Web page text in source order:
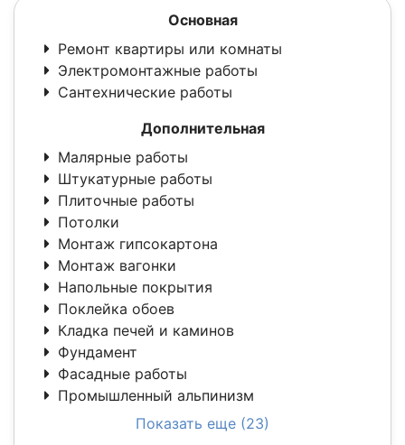
Основная
Ремонт квартиры или комнаты
Электромонтажные работы
Сантехнические работы
Дополнительная
Малярные работы
Штукатурные работы
Плиточные работы
Потолки
Монтаж гипсокартона
Монтаж вагонки
Напольные покрытия
Поклейка обоев
Кладка печей и каминов
Фундамент
Фасадные работы
Промышленный альпинизм
Показать еще (23)